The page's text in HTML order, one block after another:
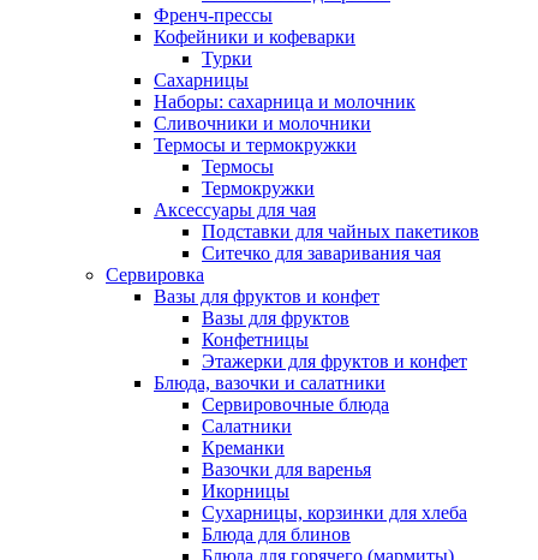
Френч-прессы
Кофейники и кофеварки
Турки
Сахарницы
Наборы: сахарница и молочник
Сливочники и молочники
Термосы и термокружки
Термосы
Термокружки
Аксессуары для чая
Подставки для чайных пакетиков
Ситечко для заваривания чая
Сервировка
Вазы для фруктов и конфет
Вазы для фруктов
Конфетницы
Этажерки для фруктов и конфет
Блюда, вазочки и салатники
Сервировочные блюда
Салатники
Креманки
Вазочки для варенья
Икорницы
Сухарницы, корзинки для хлеба
Блюда для блинов
Блюда для горячего (мармиты)